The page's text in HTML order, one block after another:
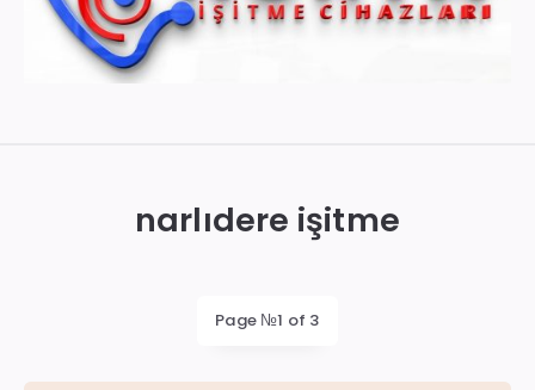
narlıdere işitme
Page №1 of 3